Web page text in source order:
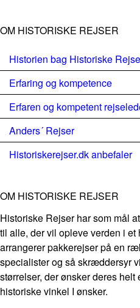
OM HISTORISKE REJSER
Historien bag Historiske
Erfaring og kompetence
Erfaren og kompetent
Anders´ Rejser
Historiskerejser.dk anbefaler
OM HISTORISKE REJSER
Historiske Rejser har som mål
til alle, der vil opleve verden i et
arrangerer pakkerejser på en
specialister og så skræddersyr
størrelser, der ønsker deres
historiske vinkel I ønsker.